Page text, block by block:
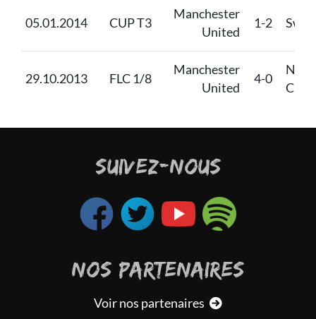
05.01.2014 CUP T3
Manchester
United
1-2
29.10.2013 FLC 1/8
Manchester
United
4-0
City
SUIVEZ-NOUS
NOS PARTENAIRES
Voir nos partenaires